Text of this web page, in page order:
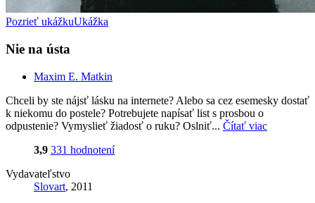
Pozrieť ukážkuUkážka
Nie na ústa
Maxim E. Matkin
Chceli by ste nájsť lásku na internete? Alebo sa cez esemesky dostať
k niekomu do postele? Potrebujete napísať list s prosbou o
odpustenie? Vymyslieť žiadosť o ruku? Oslniť... Čítať viac
3,9 331 hodnotení
Vydavateľstvo
Slovart, 2011